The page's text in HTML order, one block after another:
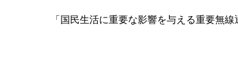
「国民生活に重要な影響を与える重要無線